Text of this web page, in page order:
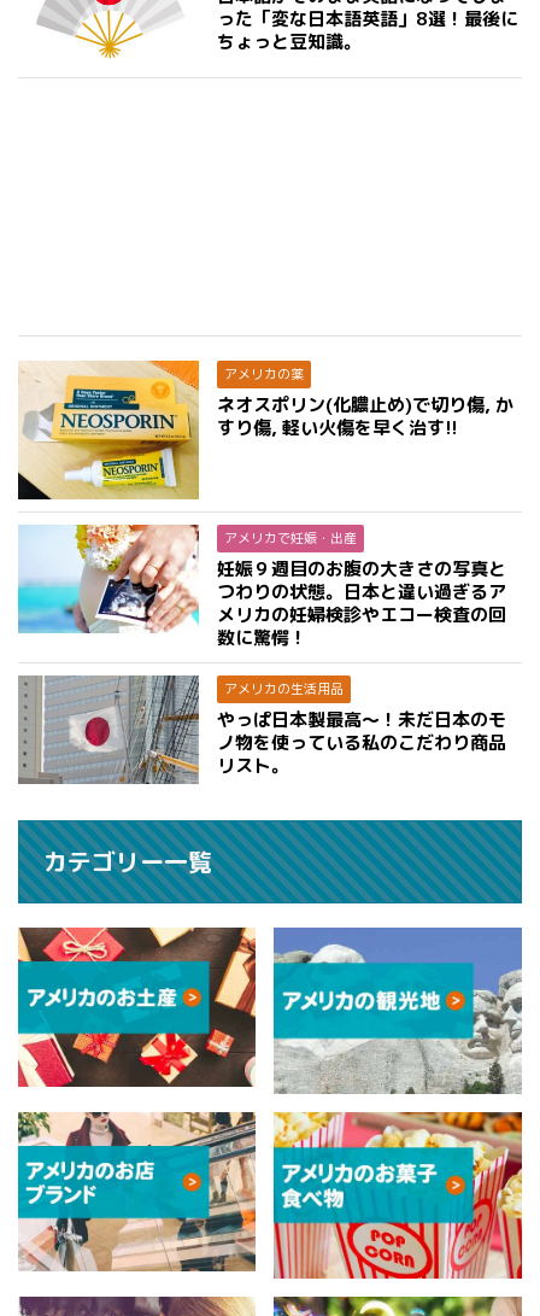
った「変な日本語英語」8選！最後に
ちょっと豆知識。
アメリカの薬
ネオスポリン(化膿止め)で切り傷, か
すり傷, 軽い火傷を早く治す!!
アメリカで妊娠・出産
妊娠９週目のお腹の大きさの写真と
つわりの状態。日本と違い過ぎるア
メリカの妊婦検診やエコー検査の回
数に驚愕！
アメリカの生活用品
やっぱ日本製最高〜！未だ日本のモ
ノ物を使っている私のこだわり商品
リスト。
カテゴリー一覧